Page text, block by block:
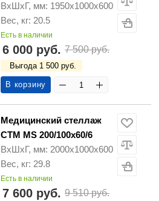
ВхШхГ, мм: 1950х1000х600
Вес, кг: 20.5
Есть в наличии
6 000 руб. 7 500 руб.
Выгода 1 500 руб.
В корзину
Медицинский стеллаж
СТМ MS 200/100х60/6
ВхШхГ, мм: 2000х1000х600
Вес, кг: 29.8
Есть в наличии
7 600 руб. 9 510 руб.